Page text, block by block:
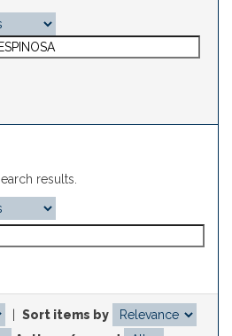
results.
Sort items by